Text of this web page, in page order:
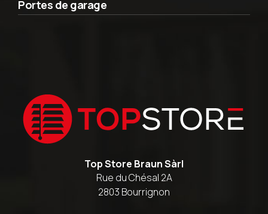
Portes de garage
Top Store Braun Sàrl
Rue du Chésal 2A
2803 Bourrignon